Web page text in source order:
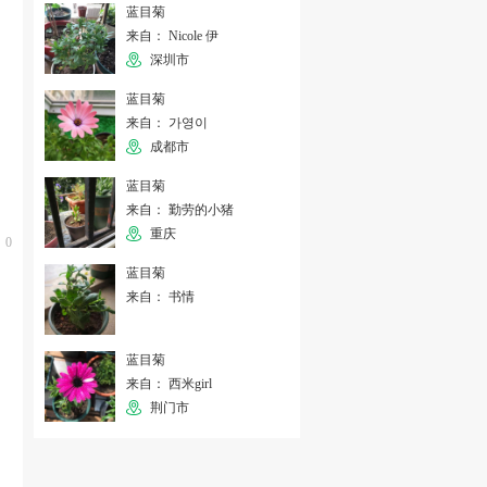
0
蓝目菊
来自： Nicole 伊
深圳市
蓝目菊
来自： 가영이
成都市
蓝目菊
来自： 勤劳的小猪
重庆
蓝目菊
来自： 书情
蓝目菊
来自： 西米girl
荆门市